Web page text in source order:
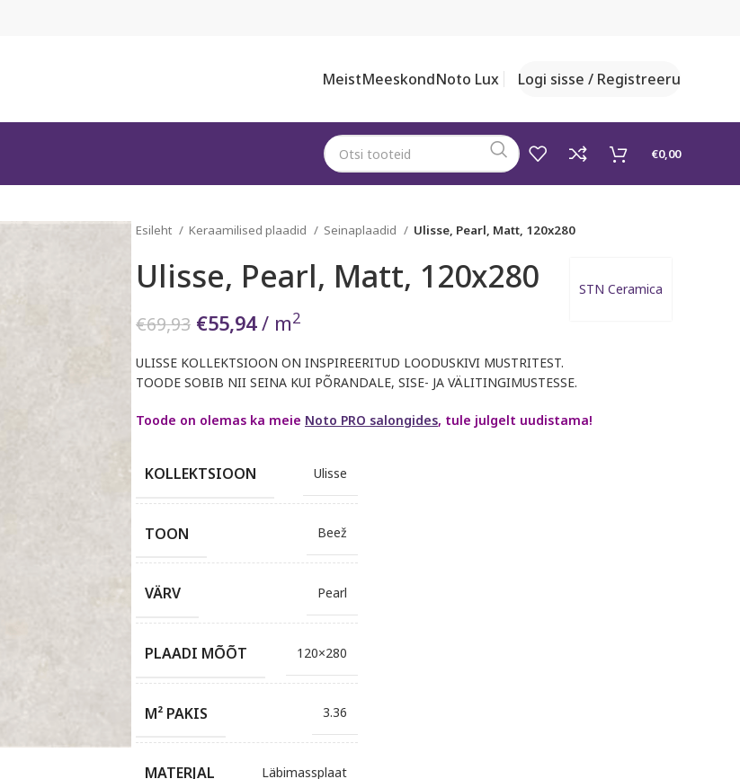
MeistMeeskondNoto Lux Logi sisse / Registreeru
€0,00
Esileht Keraamilised plaadid Seinaplaadid Ulisse, Pearl, Matt, 120x280
STN Ceramica
Ulisse, Pearl, Matt, 120x280
€69,93 Algne
oli:
€69,93.
€55,94Praegune
on:
€55,94.
/ m2
ULISSE KOLLEKTSIOON ON INSPIREERITUD LOODUSKIVI MUSTRITEST.
TOODE SOBIB NII SEINA KUI PÕRANDALE, SISE- JA VÄLITINGIMUSTESSE.
Toode on olemas ka meie Noto PRO salongides, tule julgelt uudistama!
KOLLEKTSIOON Ulisse
TOON Beež
VÄRV Pearl
PLAADI MÕÕT 120×280
M² PAKIS 3.36
MATERJAL Läbimassplaat